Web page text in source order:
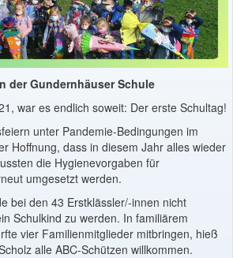
der Gundernhäuser Schule
war es endlich soweit: Der erste Schultag!
unter Pandemie-Bedingungen im
Hoffnung, dass in diesem Jahr alles wieder
die Hygienevorgaben für
umgesetzt werden.
bei den 43 Erstklässler/-innen nicht
Schulkind zu werden. In familiärem
vier Familienmitglieder mitbringen, hieß
alle ABC-Schützen willkommen.